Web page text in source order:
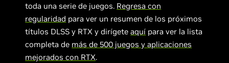
toda una serie de juegos. Regresa con
regularidad para ver un resumen de los próximos
títulos DLSS y RTX y dirígeteaquí para ver la lista
completa de más de 500 juegos y aplicaciones
mejorados con RTX.